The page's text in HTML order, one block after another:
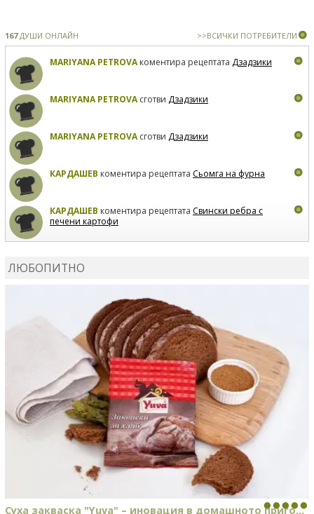
167ДУШИ ОНЛАЙН >>ВСИЧКИ ПОТРЕБИТЕЛИ
MARIYANA PETROVAкоментира рецептата Дзадзики
MARIYANA PETROVAсготви Дзадзики
MARIYANA PETROVAсготви Дзадзики
КАРДАШЕВ коментира рецептата Сьомга на фурна
КАРДАШЕВ коментира рецептата Свински ребра с
печени картофи
ЛЮБОПИТНО
Суха закваска "Yuva" – иновация в домашното приго...